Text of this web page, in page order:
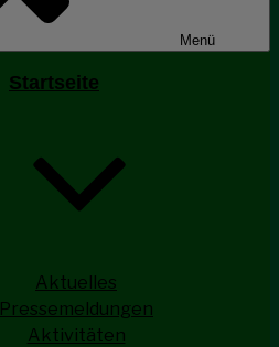
Menü
Startseite
Aktuelles
Pressemeldungen
Aktivitäten